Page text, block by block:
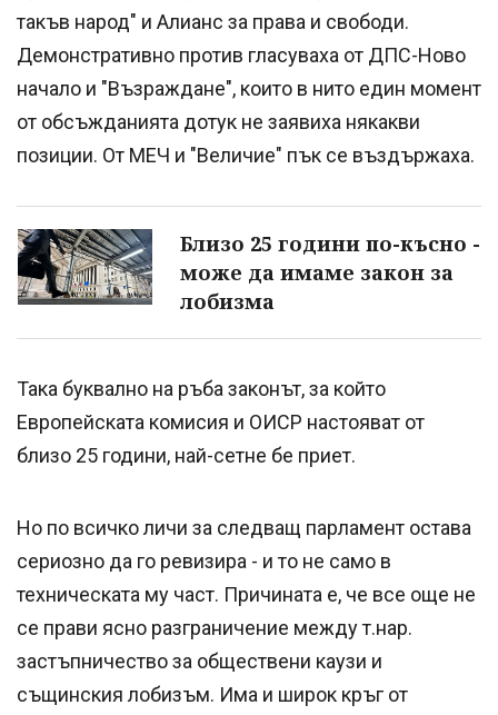
такъв народ" и Алианс за права и свободи.
Демонстративно против гласуваха от ДПС-Ново
начало и "Възраждане", които в нито един момент
от обсъжданията дотук не заявиха някакви
позиции. От МЕЧ и "Величие" пък се въздържаха.
Близо 25 години по-късно -
може да имаме закон за
лобизма
Така буквално на ръба законът, за който
Европейската комисия и ОИСР настояват от
близо 25 години, най-сетне бе приет.
Но по всичко личи за следващ парламент остава
сериозно да го ревизира - и то не само в
техническата му част. Причината е, че все още не
се прави ясно разграничение между т.нар.
застъпничество за обществени каузи и
същинския лобизъм. Има и широк кръг от